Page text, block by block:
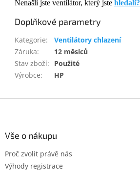
Nenašli jste ventilátor, který jste hledali?
Doplňkové parametry
Kategorie:
Ventilátory chlazení
Záruka:
12 měsíců
Stav zboží:
Použité
Výrobce: HP
Vše o nákupu
Proč zvolit právě nás
Výhody registrace